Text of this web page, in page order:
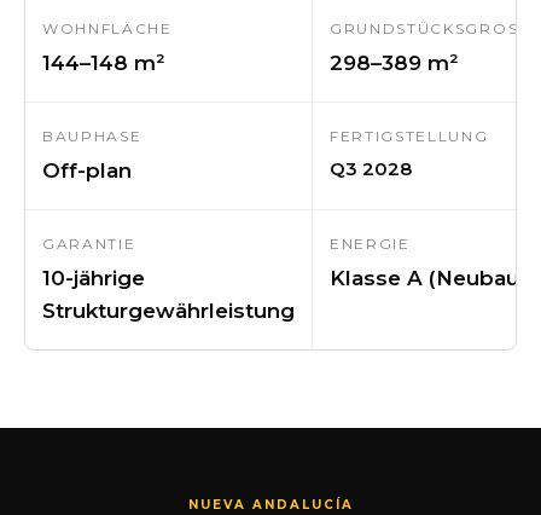
WOHNFLÄCHE
144–148 m²
GRUNDSTÜCKSGRÖSSE
298–389 m²
BAUPHASE
Off-plan
FERTIGSTELLUNG
Q3 2028
GARANTIE
10-jährige
Strukturgewährleistung
ENERGIE
Klasse A (Neubau)
NUEVA ANDALUCÍA